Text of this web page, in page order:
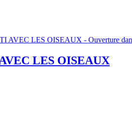
LES OISEAUX